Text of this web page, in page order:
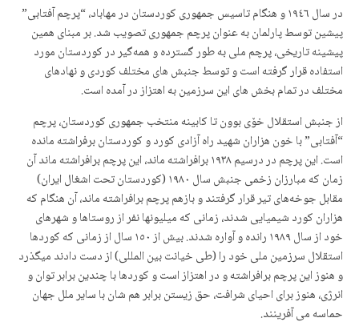
در سال ١٩٤٦ و هنگام تاسیس جمهوری کوردستان در مهاباد، “پرچم آفتابی”
پیشین توسط پارلمان به عنوان پرچم جمهوری تصویب شد.بر مبنای همین
پیشینه تاریخی، پرچم ملی به طور گسترده و همەگیر در کوردستان مورد
استفاده قرار گرفته است و توسط جنبش های مختلف کوردی و نهادهای
مختلف در تمام بخش های این سرزمین به اهتزاز در آمده است.
از جنبش استقلال خۆی بوون تا کابینه منتخب جمهوری کوردستان، پرچم
“آفتابی” با خون هزاران شهید راه آزادی کورد و کوردستان برفراشته مانده
است.
این پرچم در درسیم ١٩٣٨ برافراشته ماند، این پرچم برافراشته ماند آن
زمان که مبارزان زخمی جنبش سال ١٩٨٠ (کوردستان تحت اشغال ایران)
مقابل جوخەهای تیر قرار گرفتند و بازهم پرچم برافراشته ماند، آن هنگام که
هزاران کورد شیمیایی شدند، زمانی که میلیونها نفر از روستاها و شهرهای
خود از سال ١٩٨٩ رانده و آواره شدند. بیش از ١٥٠ سال از زمانی که کوردها
استقلال سرزمین ملی خود را (طی خیانت بین المللی)از دست دادند میگذرد
و هنوز این پرچم برافراشته و در اهتزاز است و کوردها با چندین برابر توان و
انرژی، هنوز برای احیای شرافت، حق زیستن برابر هم شان با سایر ملل جهان
حماسه می آفرینند.